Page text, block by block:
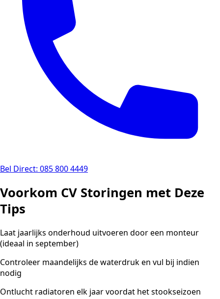
Bel Direct: 085 800 4449
Voorkom CV Storingen met Deze
Tips
Laat jaarlijks onderhoud uitvoeren door een monteur
(ideaal in september)
Controleer maandelijks de waterdruk en vul bij indien
nodig
Ontlucht radiatoren elk jaar voordat het stookseizoen